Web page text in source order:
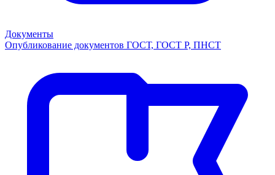
Документы
Опубликование документов ГОСТ, ГОСТ Р, ПНСТ